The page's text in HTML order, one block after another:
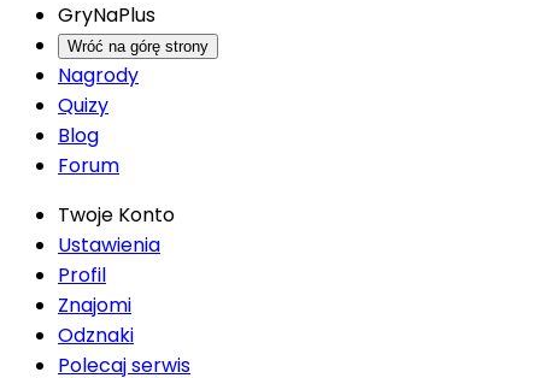
GryNaPlus
Wróć na górę strony
Nagrody
Quizy
Blog
Forum
Twoje Konto
Ustawienia
Profil
Znajomi
Odznaki
Polecaj serwis